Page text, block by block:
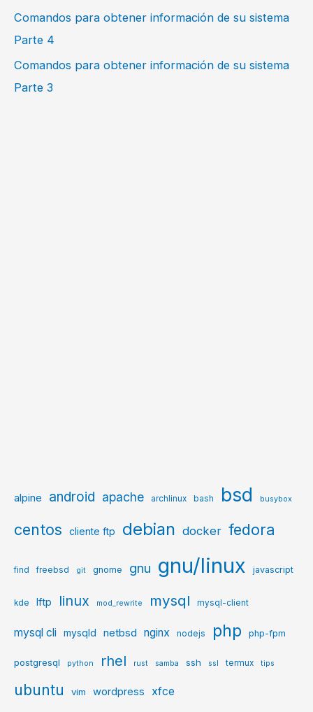
Comandos para obtener información de su sistema
Parte 4
Comandos para obtener información de su sistema
Parte 3
alpine android apache archlinux bash bsd busybox
centos cliente ftp debian docker fedora
find freebsd git gnome gnu gnu/linux javascript
kde lftp linux mod_rewrite mysql mysql-client
mysql cli mysqld netbsd nginx nodejs php php-fpm
postgresql python rhel rust samba ssh ssl termux tips
ubuntu vim wordpress xfce